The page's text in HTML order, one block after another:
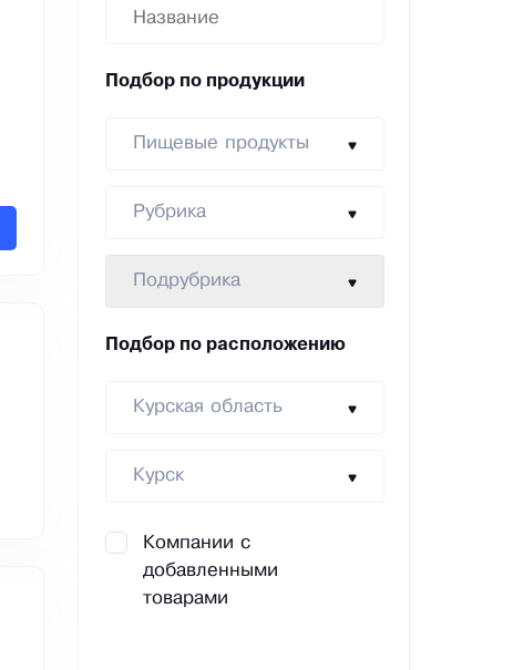
Подбор по продукции
Пищевые продукты
Рубрика
Подрубрика
Подбор по расположению
Курская область
Курск
Компании с
добавленными
товарами